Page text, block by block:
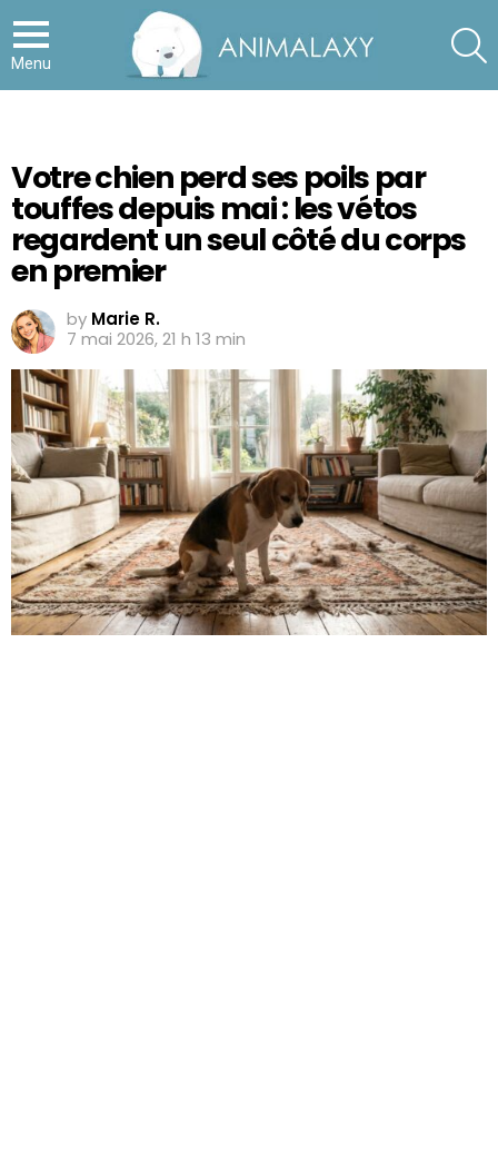
Menu
Votre chien perd ses poils par
touffes depuis mai : les vétos
regardent un seul côté du corps
en premier
by Marie R.
7 mai 2026, 21 h 13 min